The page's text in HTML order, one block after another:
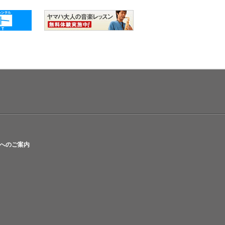
のご案内